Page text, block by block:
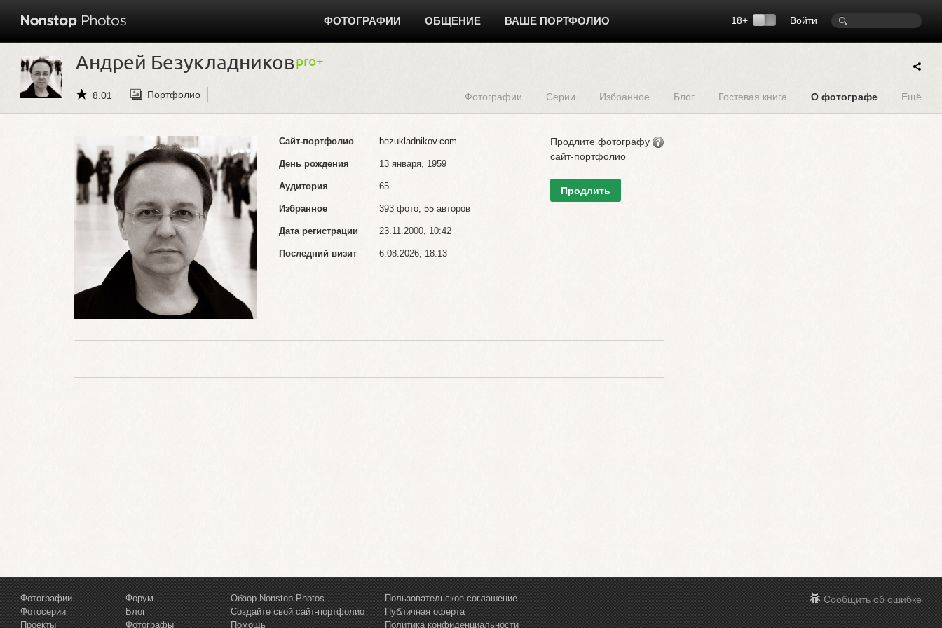
Войти
18+
ФОТОГРАФИИ ОБЩЕНИЕ ВАШЕ ПОРТФОЛИО
Андрей Безукладников
8.01 Портфолио Фотографии Серии Избранное Блог Гостевая книга О фотографе Ещё
Сайт-портфолио bezukladnikov.com
День рождения 13 января, 1959
Аудитория 65
Избранное 393 фото, 55 авторов
Дата регистрации 23.11.2000, 10:42
Последний визит 6.08.2026, 18:13
Продлите фотографу
сайт-портфолио
Продлить
Фотографии
Фотосерии
Проекты
Форум
Блог
Фотографы
Обзор Nonstop Photos
Создайте свой сайт-портфолио
Помощь
Пользовательское соглашение
Публичная оферта
Политика конфиденциальности
Сообщить об ошибке